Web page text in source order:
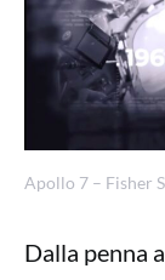
Apollo 7 – Fisher
Dalla penna